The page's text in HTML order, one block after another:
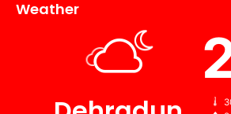
Weather